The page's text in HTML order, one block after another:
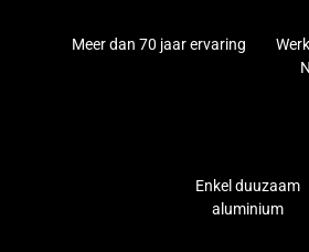
Meer dan 70 jaar ervaring
Enkel duuzaam
aluminium